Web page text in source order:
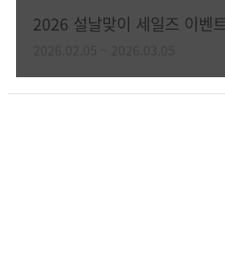
2026 설날맞이 세일즈 이벤